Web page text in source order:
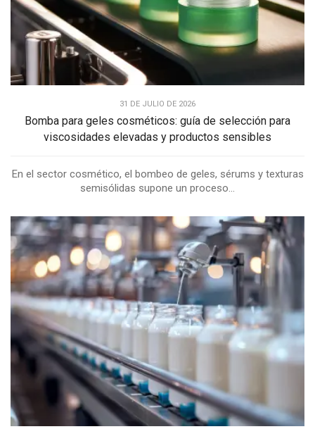
31 DE JULIO DE 2026
Bomba para geles cosméticos: guía de selección para
viscosidades elevadas y productos sensibles
En el sector cosmético, el bombeo de geles, sérums y texturas
semisólidas supone un proceso...